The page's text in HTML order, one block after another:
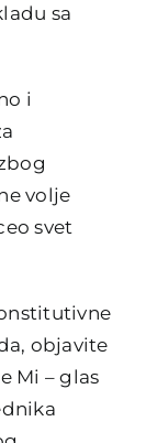
sa
i
volje
svet
objavite
Mi – glas